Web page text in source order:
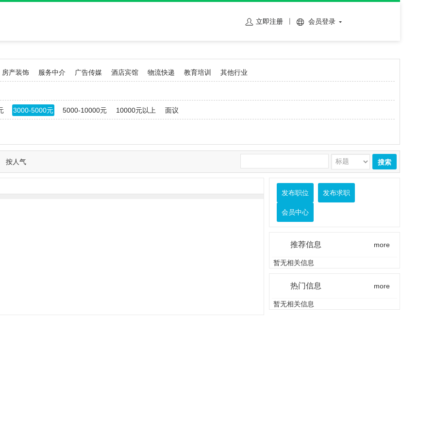
立即注册 会员登录
房产装饰 服务中介 广告传媒 酒店宾馆 物流快递 教育培训 其他行业
3000-5000元 5000-10000元 10000元以上 面议
搜索
按人气
发布职位 发布求职
会员中心
推荐信息 more
暂无相关信息
热门信息 more
暂无相关信息